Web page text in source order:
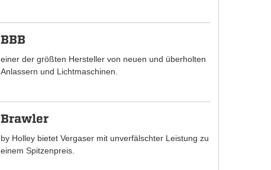
BBB
einer der größten Hersteller von neuen und überholten
Anlassern und Lichtmaschinen.
Brawler
by Holley bietet Vergaser mit unverfälschter Leistung zu
einem Spitzenpreis.